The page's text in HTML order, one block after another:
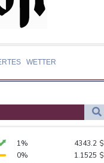
WETTER
1% 4343.2 $
0% 1.1525 $